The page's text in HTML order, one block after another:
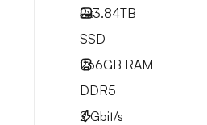
2x3.84TB
SSD
256GB RAM
DDR5
2Gbit/s